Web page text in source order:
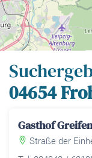
04654
Gasthof
Straße der